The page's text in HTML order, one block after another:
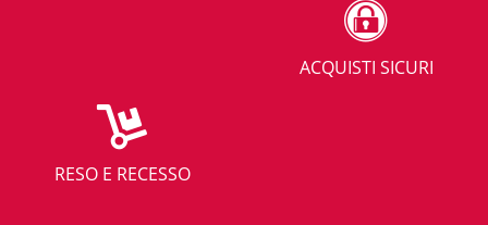
ACQUISTI SICURI
RESO E RECESSO